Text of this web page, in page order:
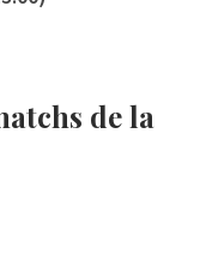
de la